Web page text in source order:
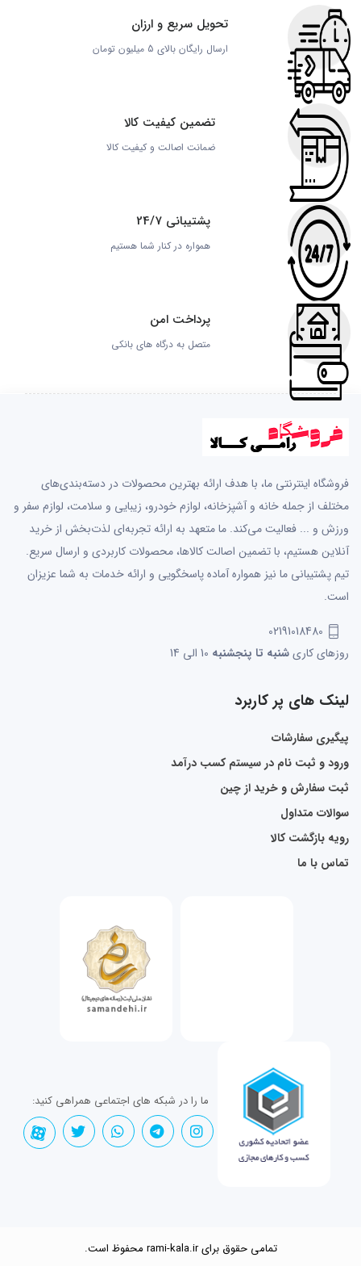
تحویل سریع و ارزان
ارسال رایگان بالای 5 میلیون تومان
تضمین کیفیت کالا
ضمانت اصالت و کیفیت کالا
پشتیبانی 24/7
همواره در کنار شما هستیم
پرداخت امن
متصل به درگاه های بانکی
فروشگاه اینترنتی ما، با هدف ارائه بهترین محصولات در دسته‌بندی‌های
مختلف از جمله خانه و آشپزخانه، لوازم خودرو، زیبایی و سلامت، لوازم سفر و
ورزش و ... فعالیت می‌کند. ما متعهد به ارائه تجربه‌ای لذت‌بخش از خرید
آنلاین هستیم، با تضمین اصالت کالاها، محصولات کاربردی و ارسال سریع.
تیم پشتیبانی ما نیز همواره آماده پاسخگویی و ارائه خدمات به شما عزیزان
است.
02191018480
روزهای کاریشنبه تا پنجشنبه
لینک های پر کاربرد
پیگیری سفارشات
ورود و ثبت نام در سیستم کسب درآمد
ثبت سفارش و خرید از چین
سوالات متداول
رویه بازگشت کالا
تماس با ما
ما را در شبکه های اجتماعی همراهی کنید:
تمامی حقوق برای rami-kala.ir محفوظ است.